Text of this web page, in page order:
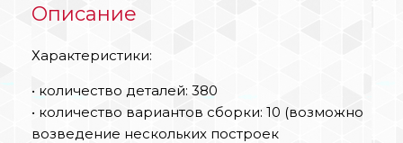
Описание
Характеристики:
• количество деталей: 380
• количество вариантов сборки: 10 (возможно
возведение нескольких построек